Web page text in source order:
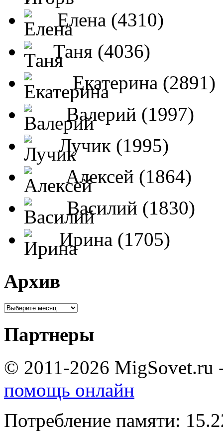
Елена (4310)
Таня (4036)
Екатерина (2891)
Валерий (1997)
Лучик (1995)
Алексей (1864)
Василий (1830)
Ирина (1705)
Архив
Партнеры
© 2011-2026 MigSovet.ru
помощь онлайн
Потребление памяти: